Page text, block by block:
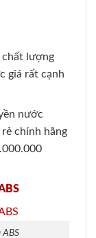
chất lượng
giá rất cạnh
nước
chính hãng